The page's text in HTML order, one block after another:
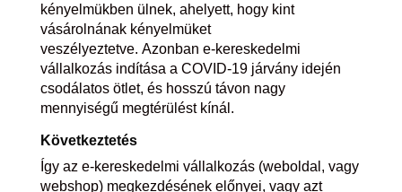
kényelmükben ülnek, ahelyett, hogy kint
vásárolnának kényelmüket
veszélyeztetve. Azonban e-kereskedelmi
vállalkozás indítása a COVID-19 járvány idején
csodálatos ötlet, és hosszú távon nagy
mennyiségű megtérülést kínál.
Következtetés
Így az e-kereskedelmi vállalkozás (weboldal, vagy
webshop) megkezdésének előnyei, vagy azt